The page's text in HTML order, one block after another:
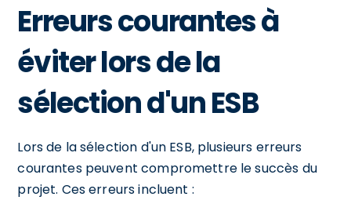
Erreurs courantes à
éviter lors de la
sélection d'un ESB
Lors de la sélection d'un ESB, plusieurs erreurs
courantes peuvent compromettre le succès du
projet. Ces erreurs incluent :